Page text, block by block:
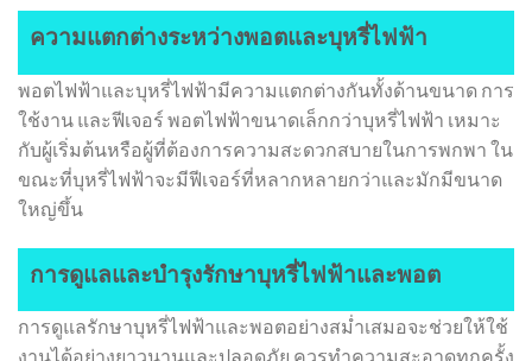
ความแตกต่างระหว่างพอตและบุหรี่ไฟฟ้า
พอตไฟฟ้าและบุหรี่ไฟฟ้ามีความแตกต่างกันทั้งด้านขนาด การ
ใช้งาน และฟีเจอร์ พอตไฟฟ้าขนาดเล็กกว่าบุหรี่ไฟฟ้า เหมาะ
กับผู้เริ่มต้นหรือผู้ที่ต้องการความสะดวกสบายในการพกพา ใน
ขณะที่บุหรี่ไฟฟ้าจะมีฟีเจอร์ที่หลากหลายกว่าและมักมีขนาด
ใหญ่ขึ้น
การดูแลและบำรุงรักษาบุหรี่ไฟฟ้าและพอต
การดูแลรักษาบุหรี่ไฟฟ้าและพอตอย่างสม่ำเสมอจะช่วยให้ใช้
งานได้อย่างยาวนานและปลอดภัย ควรทำความสะอาดทุกครั้ง